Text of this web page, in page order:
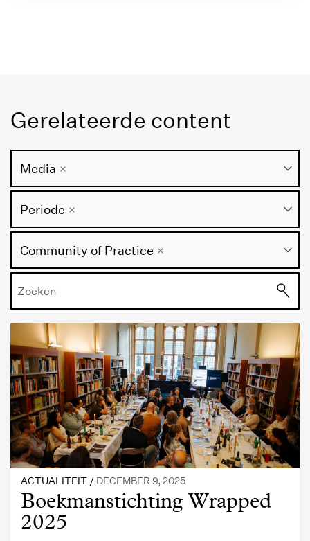
Gerelateerde content
naar
een
media
type
Media
naar
een
specifieke
periode
Periode
naar
een
thema
Community of Practice
Boekmanstichting Wrapped
2025
ACTUALITEIT / DECEMBER 9, 2025